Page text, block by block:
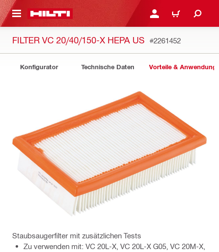
ANMELDEN ODER
WARENKORB
FILTER VC 20/40/150-X HEPA US #2261452
Konfigurator Technische Daten Vorteile &
Staubsaugerfilter mit zusätzlichen Tests
Zu verwenden mit: VC 20L-X, VC 20L-X G05, VC 20M-X,